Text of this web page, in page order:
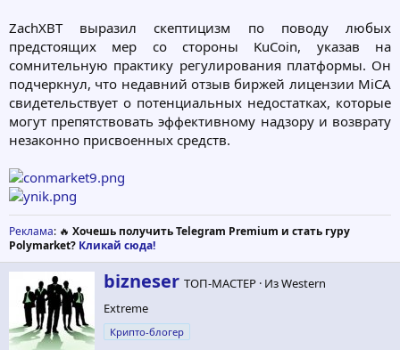
ZachXBT выразил скептицизм по поводу любых
предстоящих мер со стороны KuCoin, указав на
сомнительную практику регулирования платформы. Он
подчеркнул, что недавний отзыв биржей лицензии MiCA
свидетельствует о потенциальных недостатках, которые
могут препятствовать эффективному надзору и возврату
незаконно присвоенных средств.
Реклама: 🔥 Хочешь получить Telegram Premium и стать гуру
Polymarket? Кликай сюда!
А
в
т
о
р
bizneser ТОП-МАСТЕР · ИзWestern
Extreme
Крипто-блогер